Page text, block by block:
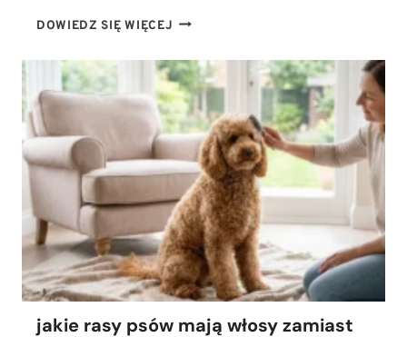
DOWIEDZ SIĘ WIĘCEJ PIES
GRYZOŃ
POD
JEDNYM
DACHEM?
SPRAWDŹ,
ILE
ZYJA
SZCZURY
DOMOWE
I
JAK
JE
ZAPOZNAĆ
PSEM
jakie rasy psów mają włosy zamiast